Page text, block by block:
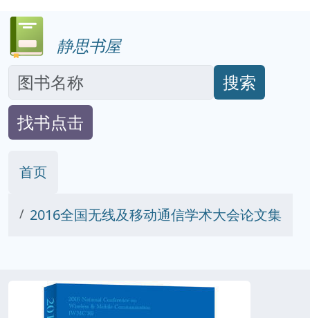
静思书屋
搜索
找书点击
首页
2016全国无线及移动通信学术大会论文集